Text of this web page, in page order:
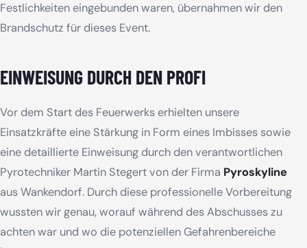
Festlichkeiten eingebunden waren, übernahmen wir den
Brandschutz für dieses Event.
EINWEISUNG DURCH DEN PROFI
Vor dem Start des Feuerwerks erhielten unsere
Einsatzkräfte eine Stärkung in Form eines Imbisses sowie
eine detaillierte Einweisung durch den verantwortlichen
Pyrotechniker Martin Stegert von der Firma Pyroskyline
aus Wankendorf. Durch diese professionelle Vorbereitung
wussten wir genau, worauf während des Abschusses zu
achten war und wo die potenziellen Gefahrenbereiche